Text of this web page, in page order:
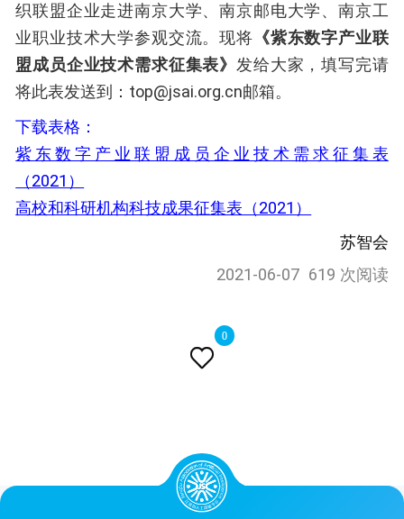

0
织联盟企业走进南京大学、南京邮电大学、南京工
业职业技术大学参观交流。现将 《紫东数字产业联
盟成员企业技术需求征集表》发给大家，填写完请
将此表发送到：top@jsai.org.cn邮箱。
下载表格：
紫东数字产业联盟成员企业技术需求征集表
（2021）
高校和科研机构科技成果征集表（2021）
苏智会
2021-06-07 619 次阅读